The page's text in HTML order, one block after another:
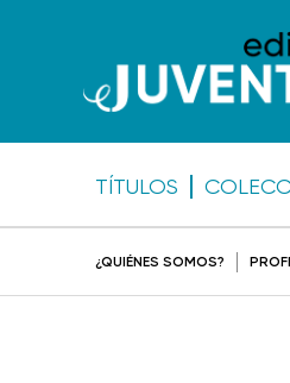
TÍTULOS
¿QUIÉNES SOMOS?